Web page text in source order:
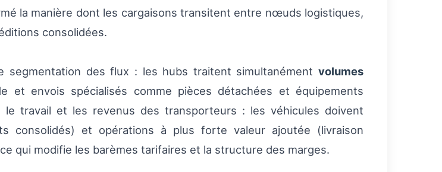
la manière dont les cargaisons transitent entre nœuds logistiques,
consolidées.
segmentation des flux : les hubs traitent simultanément volumes
et envois spécialisés comme pièces détachées et équipements
travail et les revenus des transporteurs : les véhicules doivent
consolidés) et opérations à plus forte valeur ajoutée (livraison
qui modifie les barèmes tarifaires et la structure des marges.